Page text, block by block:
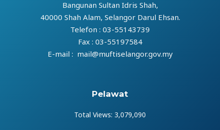
Bangunan Sultan Idris Shah,
40000 Shah Alam, Selangor Darul Ehsan.
Telefon : 03-55143739
Fax : 03-55197584
E-mail : mail@muftiselangor.gov.my
Pelawat
Total Views: 3,079,090